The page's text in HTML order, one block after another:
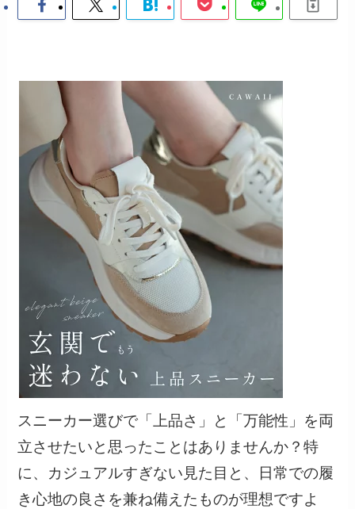
スニーカー選びで「上品さ」と「万能性」を両
立させたいと思ったことはありませんか？特
に、カジュアルすぎない見た目と、日常での履
き心地の良さを兼ね備えたものが理想ですよ